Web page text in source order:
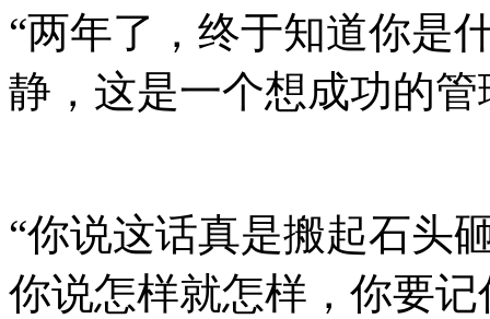
“两年了，终于知道你是
静，这是一个想成功的
“你说这话真是搬起石头
你说怎样就怎样，你要